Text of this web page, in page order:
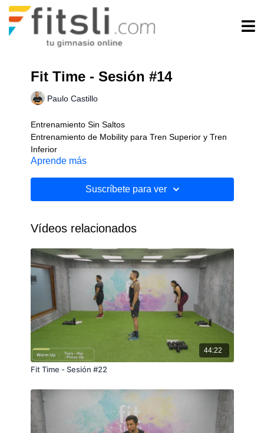
Fit Time - Sesión #14
Paulo Castillo
Entrenamiento Sin Saltos
Entrenamiento de Mobility para Tren Superior y Tren
Inferior
Sin Implementos
Aprende más
Suscríbete para ver
Vídeos relacionados
44:22
Fit Time - Sesión #22